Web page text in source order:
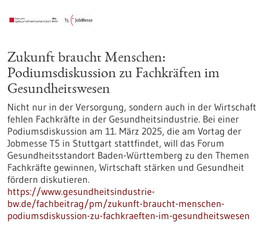
Zukunft braucht Menschen:
Podiumsdiskussion zu Fachkräften im
Gesundheitswesen
Nicht nur in der Versorgung, sondern auch in der Wirtschaft
fehlen Fachkräfte in der Gesundheitsindustrie. Bei einer
Podiumsdiskussion am 11. März 2025, die am Vortag der
Jobmesse T5 in Stuttgart stattfindet, will das Forum
Gesundheitsstandort Baden-Württemberg zu den Themen
Fachkräfte gewinnen, Wirtschaft stärken und Gesundheit
fördern diskutieren.
https://www.gesundheitsindustrie-
bw.de/fachbeitrag/pm/zukunft-braucht-menschen-
podiumsdiskussion-zu-fachkraeften-im-gesundheitswesen